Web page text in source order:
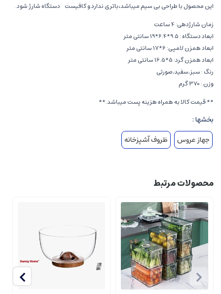
این محصول با طراحی بی سیم میباشد،باتری ندارد و کافیست دستگاه شارژ شود.
زمان شارژدهی: 4 ساعت
ابعاد دستگاه : 9.5*6.4*19 سانتی متر
ابعاد همزن لامپی: 6*17 سانتی متر
ابعاد همزن گرد: 5*16.5 سانتی متر
رنگ : سبز,سفید,صورتی
وزن : 370 گرم
** قیمت کالا به همراه هزینه پست میباشد.**
بخشها :
جهاز عروس
ظروف آشپزخانه
محصولات مرتبط